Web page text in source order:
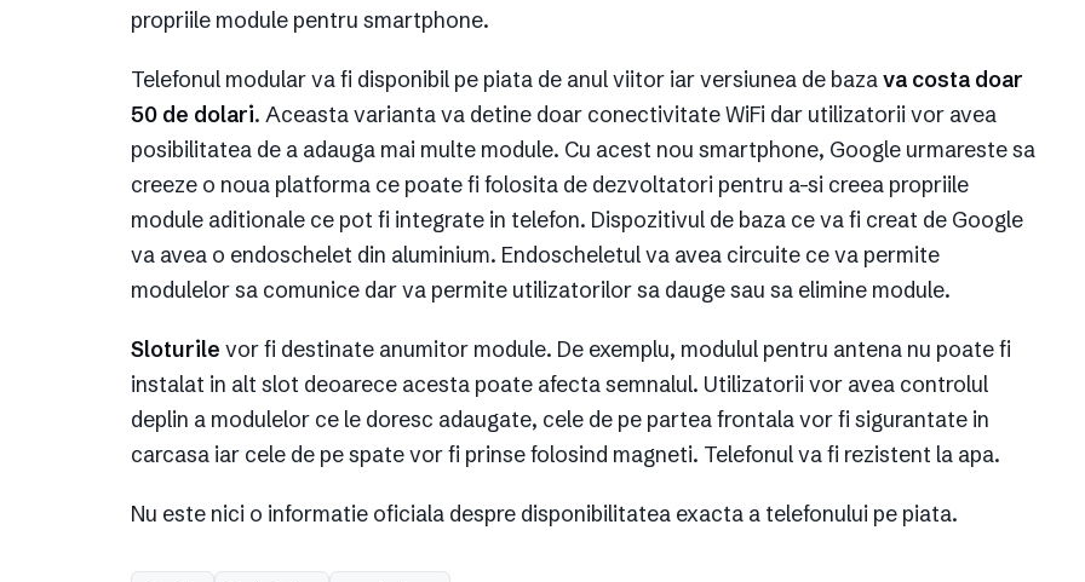
propriile module pentru smartphone.
Telefonul modular va fi disponibil pe piata de anul viitor iar versiunea de bazava costa doar
50 de dolari. Aceasta varianta va detine doar conectivitate WiFi dar utilizatorii vor avea
posibilitatea de a adauga mai multe module. Cu acest nou smartphone, Google urmareste sa
creeze o noua platforma ce poate fi folosita de dezvoltatori pentru a-si creea propriile
module aditionale ce pot fi integrate in telefon. Dispozitivul de baza ce va fi creat de Google
va avea o endoschelet din aluminium. Endoscheletul va avea circuite ce va permite
modulelor sa comunice dar va permite utilizatorilor sa dauge sau sa elimine module.
Sloturile vor fi destinate anumitor module. De exemplu, modulul pentru antena nu poate fi
instalat in alt slot deoarece acesta poate afecta semnalul. Utilizatorii vor avea controlul
deplin a modulelor ce le doresc adaugate, cele de pe partea frontala vor fi sigurantate in
carcasa iar cele de pe spate vor fi prinse folosind magneti. Telefonul va fi rezistent la apa.
Nu este nici o informatie oficiala despre disponibilitatea exacta a telefonului pe piata.